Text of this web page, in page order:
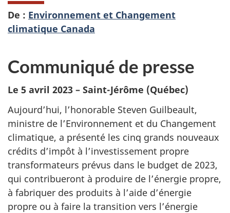
De : Environnement et Changement
climatique Canada
Communiqué de presse
Le 5 avril 2023 – Saint-Jérôme (Québec)
Aujourd’hui, l’honorable Steven Guilbeault,
ministre de l’Environnement et du Changement
climatique, a présenté les cinq grands nouveaux
crédits d’impôt à l’investissement propre
transformateurs prévus dans le budget de 2023,
qui contribueront à produire de l’énergie propre,
à fabriquer des produits à l’aide d’énergie
propre ou à faire la transition vers l’énergie